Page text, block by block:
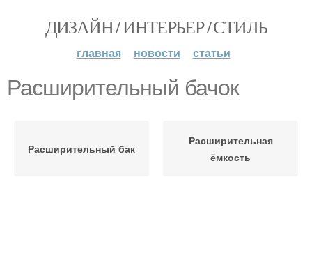
ДИЗАЙН / ИНТЕРЬЕР / СТИЛЬ
главная новости статьи
Расширительный бачок
Расширительный бак
Расширительная
ёмкость